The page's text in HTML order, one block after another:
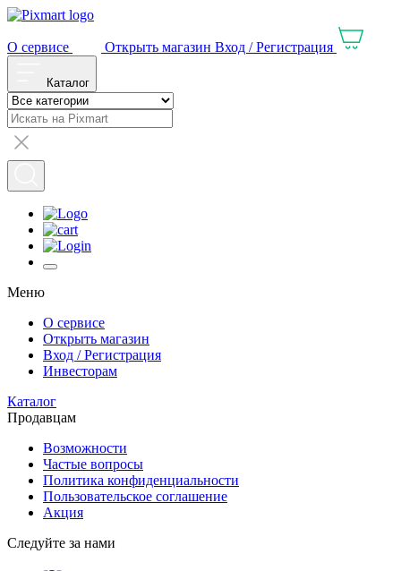
О сервисе Открыть магазин Вход / Регистрация
Каталог
Меню
О сервисе
Открыть магазин
Вход / Регистрация
Инвесторам
Каталог
Продавцам
Возможности
Частые вопросы
Политика конфиденциальности
Пользовательское соглашение
Акция
Следуйте за нами